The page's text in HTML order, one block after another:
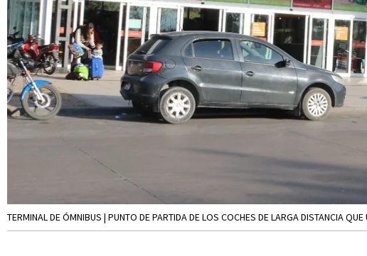
TERMINAL DE ÓMNIBUS | PUNTO DE PARTIDA DE LOS COCHES DE LARGA DISTANCIA